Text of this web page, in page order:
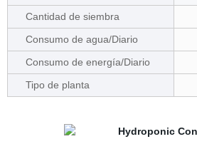
Cantidad de siembra
Consumo de agua/Diario
Consumo de energía/Diario
Tipo de planta